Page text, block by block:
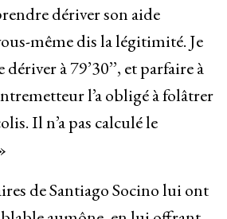
dériver son aide
même dis la légitimité. Je
à 79’30’’, et parfaire à
l’a obligé à folâtrer
Il n’a pas calculé le
de Santiago Socino lui ont